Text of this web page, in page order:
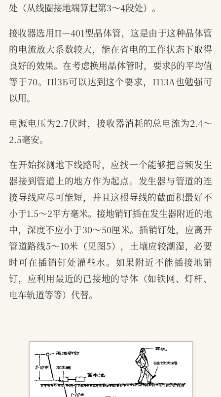
处（从线圈接地端算起第3～4段处）。
接收器选用П—401型晶体管，这是由于这种晶体管
的电流放大系数较大，能在省电的工作状态下取得
良好的效果。在考虑换用晶体管时，要求β的平均值
等于70。Пl3Б可以达到这个要求，П13A也勉强可
以用。
电源电压为2.7伏时，接收器消耗的总电流为2.4～
2.5毫安。
在开始探测地下线路时，应找一个能够把音频发生
器接到管道上的地方作为起点。发生器与管道的连
接导线应尽可能短，并且这根导线的截面积最好不
小于1.5～2平方毫米。接地销钉插在发生器附近的地
中，深度不应小于30～50厘米。插销钉处，应离开
管道路线5～10米（见图5），土壤应较潮湿，必要
时可在插销钉处灌些水。如果附近不能插接地销
钉，应利用最近的已接地的导体（如铁网、灯杆、
电车轨道等等）代替。